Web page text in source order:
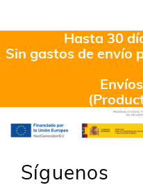
Hasta 30
Sin gastos de envío
Síguenos